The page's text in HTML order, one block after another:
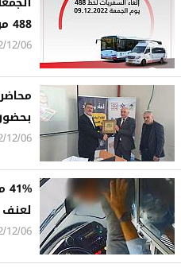
488 من كفر مندا إلى كليّة...
06 11:52
06 11:20
06 11:16